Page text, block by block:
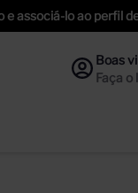
associá-lo ao perfil